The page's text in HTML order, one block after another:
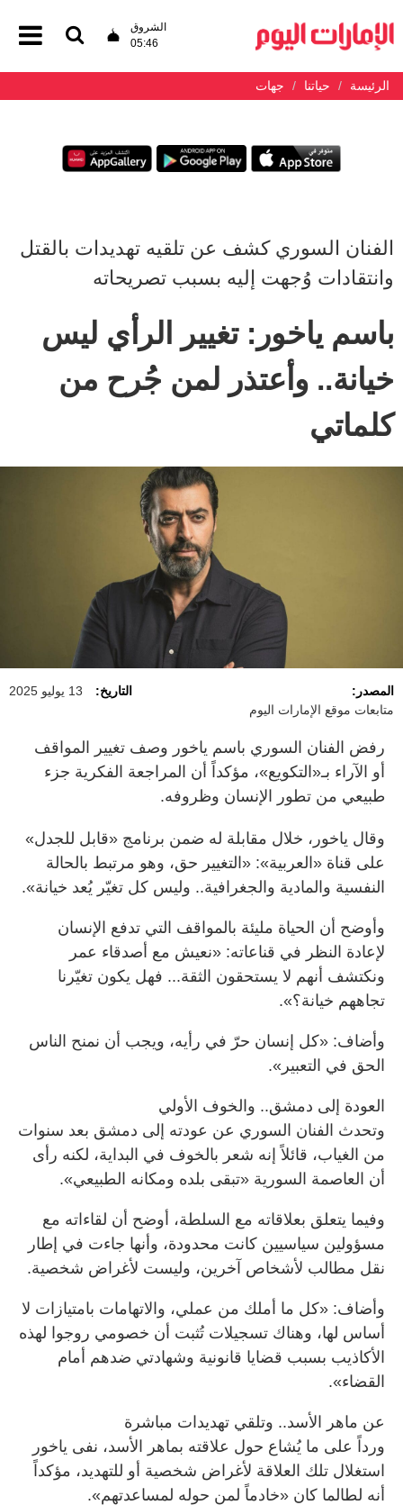
الشروق
05:46
الرئيسة حياتنا جهات
الفنان السوري كشف عن تلقيه تهديدات بالقتل
وانتقادات وُجهت إليه بسبب تصريحاته
باسم ياخور: تغيير الرأي ليس
خيانة.. وأعتذر لمن جُرح من
كلماتي
المصدر:
متابعات موقع الإمارات اليوم
التاريخ: 13 يوليو 2025
رفض الفنان السوري باسم ياخور وصف تغيير المواقف
أو الآراء بـ«التكويع»، مؤكداً أن المراجعة الفكرية جزء
طبيعي من تطور الإنسان وظروفه.
وقال ياخور، خلال مقابلة له ضمن برنامج «قابل للجدل»
على قناة «العربية»: «التغيير حق، وهو مرتبط بالحالة
النفسية والمادية والجغرافية.. وليس كل تغيّر يُعد خيانة».
وأوضح أن الحياة مليئة بالمواقف التي تدفع الإنسان
لإعادة النظر في قناعاته: «نعيش مع أصدقاء عمر
ونكتشف أنهم لا يستحقون الثقة... فهل يكون تغيّرنا
تجاههم خيانة؟».
وأضاف: «كل إنسان حرّ في رأيه، ويجب أن نمنح الناس
الحق في التعبير».
العودة إلى دمشق.. والخوف الأولي
وتحدث الفنان السوري عن عودته إلى دمشق بعد سنوات
من الغياب، قائلاً إنه شعر بالخوف في البداية، لكنه رأى
أن العاصمة السورية «تبقى بلده ومكانه الطبيعي».
وفيما يتعلق بعلاقاته مع السلطة، أوضح أن لقاءاته مع
مسؤولين سياسيين كانت محدودة، وأنها جاءت في إطار
نقل مطالب لأشخاص آخرين، وليست لأغراض شخصية.
وأضاف: «كل ما أملك من عملي، والاتهامات بامتيازات لا
أساس لها، وهناك تسجيلات تُثبت أن خصومي روجوا لهذه
الأكاذيب بسبب قضايا قانونية وشهادتي ضدهم أمام
القضاء».
عن ماهر الأسد.. وتلقي تهديدات مباشرة
ورداً على ما يُشاع حول علاقته بماهر الأسد، نفى ياخور
استغلال تلك العلاقة لأغراض شخصية أو للتهديد، مؤكداً
أنه لطالما كان «خادماً لمن حوله لمساعدتهم».